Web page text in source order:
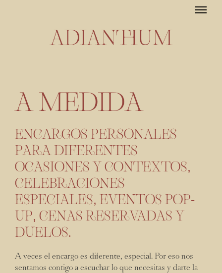
A MEDIDA
ENCARGOS PERSONALES
PARA DIFERENTES
OCASIONES Y CONTEXTOS,
CELEBRACIONES
ESPECIALES, EVENTOS POP-
UP, CENAS RESERVADAS Y
DUELOS.
A veces el encargo es diferente, especial. Por eso nos
sentamos contigo a escuchar lo que necesitas y darte la